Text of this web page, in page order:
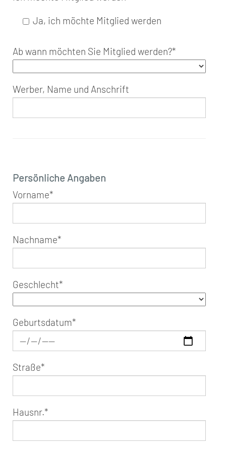
Ja, ich möchte Mitglied werden
Ab wann möchten Sie Mitglied werden?*
Werber, Name und Anschrift
Persönliche Angaben
Vorname*
Nachname*
Geschlecht*
Geburtsdatum*
Straße*
Hausnr.*